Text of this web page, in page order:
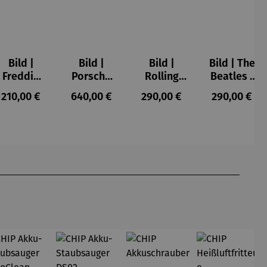
Bild |
Freddie
Mercury -
Wortmale
Regulärer Preis:
210,00 €
Bild |
Porsche
911 (2023)
– Holger
Regulärer Preis:
640,00 €
Bild |
Rolling
Stones -
Wortmale
Regulärer Preis:
290,00 €
Bild | The
Beatles -
Wortmale
rei SAXA
Regulärer
290,00 €